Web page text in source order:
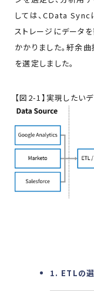
しては、CData Sync
ストレージにデータ
かかりました。紆余
を選定しました。
【図2-1】実現したい
1. ETLの